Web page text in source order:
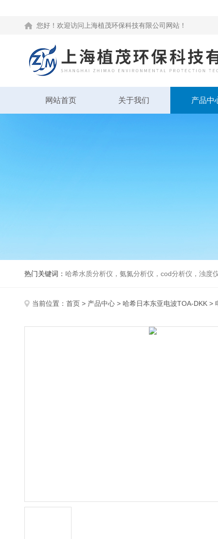
您好！欢迎访问上海植茂环保科技有限公司网站！
网站首页 关于我们 产品中
热门关键词： 哈希水质分析仪，氨氮分析仪，cod分析仪，浊度
当前位置： 首页 > 产品中心 > 哈希日本东亚电波TOA-DKK >